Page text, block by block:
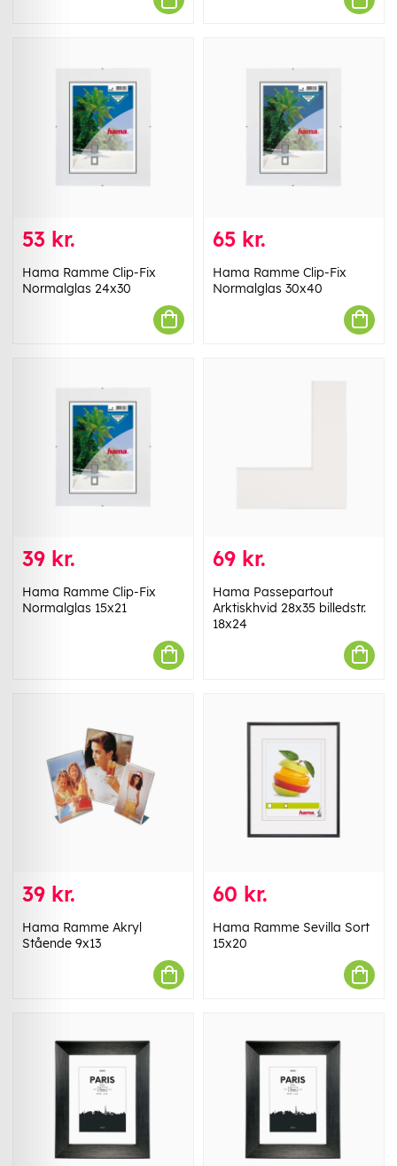
53 kr.
Hama Ramme Clip-Fix
Normalglas 24x30
65 kr.
Hama Ramme Clip-Fix
Normalglas 30x40
39 kr.
Hama Ramme Clip-Fix
Normalglas 15x21
69 kr.
Hama Passepartout
Arktiskhvid 28x35 billedstr.
18x24
39 kr.
Hama Ramme Akryl
Stående 9x13
60 kr.
Hama Ramme Sevilla Sort
15x20